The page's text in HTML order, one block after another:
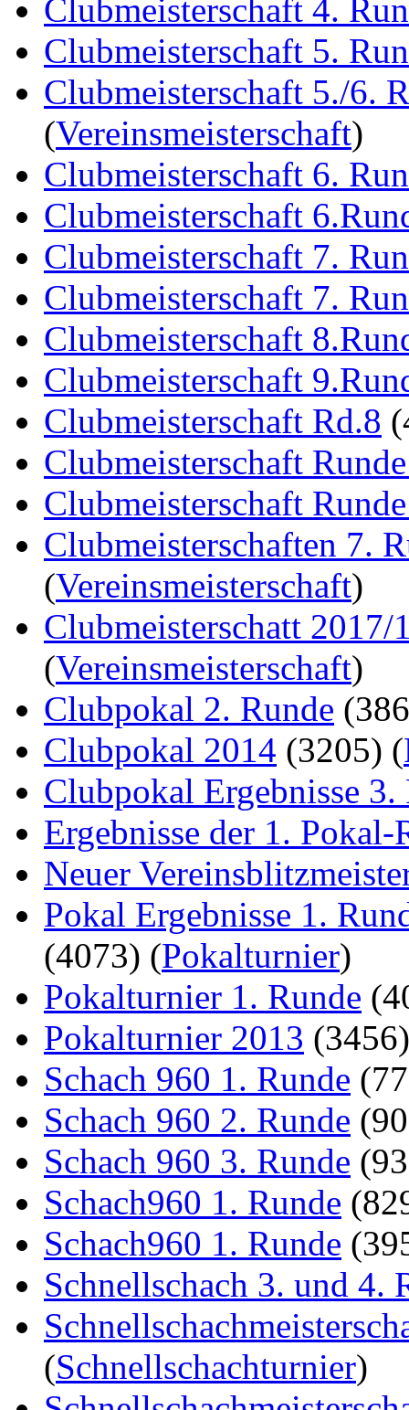
Clubmeisterschaft 4.
Clubmeisterschaft 5.
Clubmeisterschaft 5./6.
(Vereinsmeisterschaft)
Clubmeisterschaft 6.
Clubmeisterschaft
Clubmeisterschaft 7.
Clubmeisterschaft 7.
Clubmeisterschaft
Clubmeisterschaft
Clubmeisterschaft Rd.8
Clubmeisterschaft
Clubmeisterschaft
Clubmeisterschaften 7.
(Vereinsmeisterschaft)
Clubmeisterschatt 2017/
(Vereinsmeisterschaft)
Clubpokal 2. Runde
Clubpokal 2014 (3205) (
Clubpokal Ergebnisse 3.
Ergebnisse der 1. Pokal-
Neuer
Pokal Ergebnisse 1.
(4073) (Pokalturnier)
Pokalturnier 1. Runde
Pokalturnier 2013
Schach 960 1. Runde
Schach 960 2. Runde
Schach 960 3. Runde
Schach960 1. Runde
Schach960 1. Runde
Schnellschach 3. und 4.
(Schnellschachturnier)